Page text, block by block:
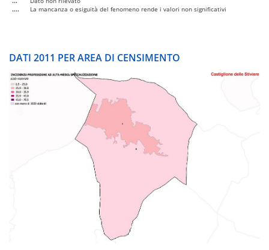
....
La mancanza o esiguità del fenomeno rende i valori non significativi
DATI 2011 PER AREA DI CENSIMENTO